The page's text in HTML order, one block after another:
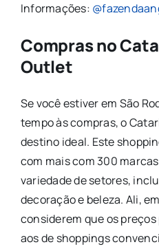
Informações:
Compras no
Outlet
Se você estiver em São
tempo às compras, o
destino ideal. Este
com mais com 300
variedade de setores,
decoração e beleza. Ali,
considerem que os
aos de shoppings